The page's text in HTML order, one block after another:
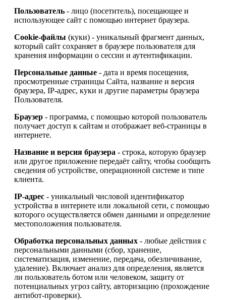
Пользователь - лицо (посетитель), посещающее и
использующее сайт с помощью интернет браузера.
Cookie-файлы (куки) - уникальный фрагмент данных,
который сайт сохраняет в браузере пользователя для
хранения информации о сессии и аутентификации.
Персональные данные - дата и время посещения,
просмотренные страницы Сайта, название и версия
браузера, IP-адрес, куки и другие параметры браузера
Пользователя.
Браузер - программа, с помощью которой пользователь
получает доступ к сайтам и отображает веб-страницы в
интернете.
Название и версия браузера - строка, которую браузер
или другое приложение передаёт сайту, чтобы сообщить
сведения об устройстве, операционной системе и типе
клиента.
IP-адрес - уникальный числовой идентификатор
устройства в интернете или локальной сети, с помощью
которого осуществляется обмен данными и определение
местоположения пользователя.
Обработка персональных данных - любые действия с
персональными данными (сбор, хранение,
систематизация, изменение, передача, обезличивание,
удаление). Включает анализ для определения, является
ли пользователь ботом или человеком, защиту от
потенциальных угроз сайту, авторизацию (прохождение
антибот-проверки).